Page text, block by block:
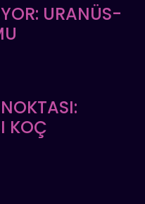
URANÜS-
KOÇ